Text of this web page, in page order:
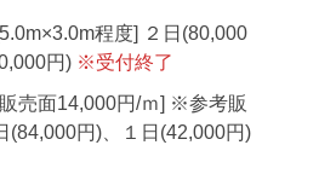
程度] ２日(80,000
円) ※受付終了
売面14,000円/ｍ] ※参考販
(84,000円)、１日(42,000円)